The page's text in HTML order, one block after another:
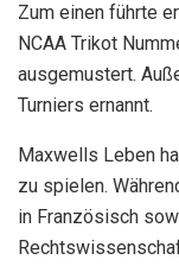
Zum einen führte
NCAA Trikot
ausgemustert.
Turniers ernannt.
Maxwells Leben
zu spielen.
in Französisch